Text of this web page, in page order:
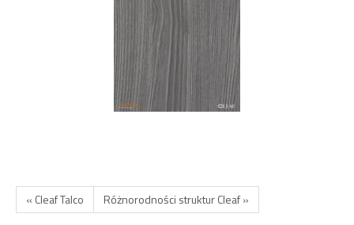
« Cleaf Talco Różnorodności struktur Cleaf »